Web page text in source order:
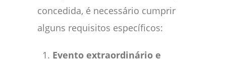
concedida, é necessário cumprir
alguns requisitos específicos:
Evento extraordinário e